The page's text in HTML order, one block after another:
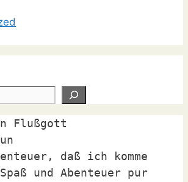
Flußgott
daß ich komme
und Abenteuer pur